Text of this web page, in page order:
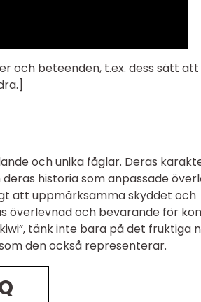
och beteenden, t.ex. dess sätt
och unika fåglar. Deras
historia som anpassade
att uppmärksamma skyddet och
överlevnad och bevarande för
tänk inte bara på det fruktiga
den också representerar.